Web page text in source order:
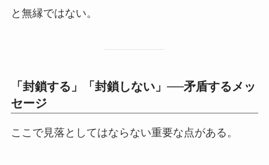
と無縁ではない。
「封鎖する」「封鎖しない」──矛盾するメッ
セージ
ここで見落としてはならない重要な点がある。